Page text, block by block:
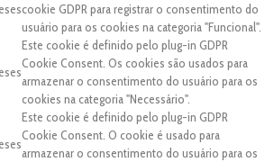
cookie GDPR para registrar o consentimento do
usuário para os cookies na categoria "Funcional".
Este cookie é definido pelo plug-in GDPR
Cookie Consent. Os cookies são usados para
armazenar o consentimento do usuário para os
cookies na categoria "Necessário".
Este cookie é definido pelo plug-in GDPR
Cookie Consent. O cookie é usado para
armazenar o consentimento do usuário para os